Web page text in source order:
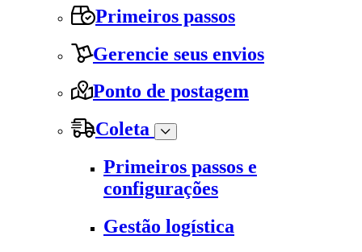
Primeiros passos
Gerencie seus envios
Ponto de postagem
Coleta
Primeiros passos e
configurações
Gestão logística